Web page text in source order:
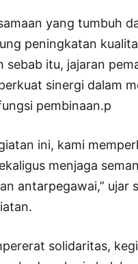
yang tumbuh
peningkatan
sebab itu, jajaran
sinergi dalam
pembinaan.p
ini, kami
menjaga
antarpegawai,” ujar
solidaritas,